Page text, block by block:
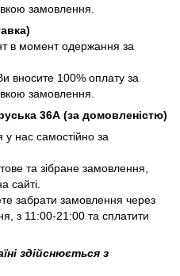
замовлення.
в момент одержання за
вносите 100% оплату за
замовлення.
36А (за домовленістю)
нас самостійно за
та зібране замовлення,
сайті.
забрати замовлення через
з 11:00-21:00 та сплатити
здійснюється з